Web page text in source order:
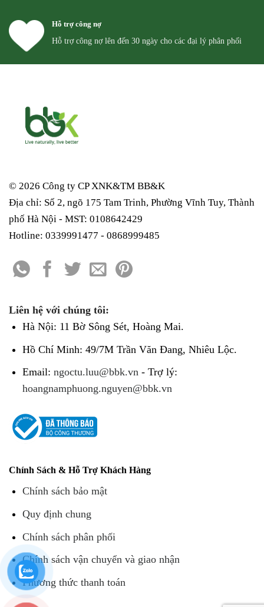
Hỗ trợ công nợ
Hỗ trợ công nợ lên đến 30 ngày cho các đại lý phân phối
© 2026 Công ty CP XNK&TM BB&K
Địa chỉ: Số 2, ngõ 175 Tam Trinh, Phường Vĩnh Tuy, Thành
phố Hà Nội - MST: 0108642429
Hotline: 0339991477 - 0868999485
Liên hệ với chúng tôi:
Hà Nội: 11 Bờ Sông Sét, Hoàng Mai.
Hồ Chí Minh: 49/7M Trần Văn Đang, Nhiêu Lộc.
Email: ngoctu.luu@bbk.vn- Trợ lý:
hoangnamphuong.nguyen@bbk.vn
Chính Sách & Hỗ Trợ Khách Hàng
Chính sách bảo mật
Quy định chung
Chính sách phân phối
Chính sách vận chuyển và giao nhận
Phương thức thanh toán